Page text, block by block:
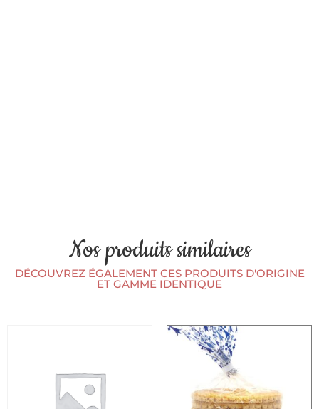
Nos produits similaires
DÉCOUVREZ ÉGALEMENT CES PRODUITS D'ORIGINE
ET GAMME IDENTIQUE